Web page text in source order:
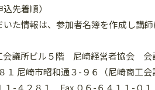
先着順）
た情報は、参加者名簿を作成し講
会議所ビル５階 尼崎経営者協会 会
１ 尼崎市昭和通３-９６（尼崎商工会
１-４２８１ Fax.０６-６４１１-０１